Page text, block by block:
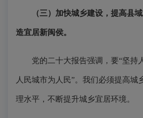
（三）加快城乡建设，提高县
造宜居新闽侯。
党的二十大报告强调，要“坚持
人民城市为人民”。我们必须提高城
理水平，不断提升城乡宜居环境。